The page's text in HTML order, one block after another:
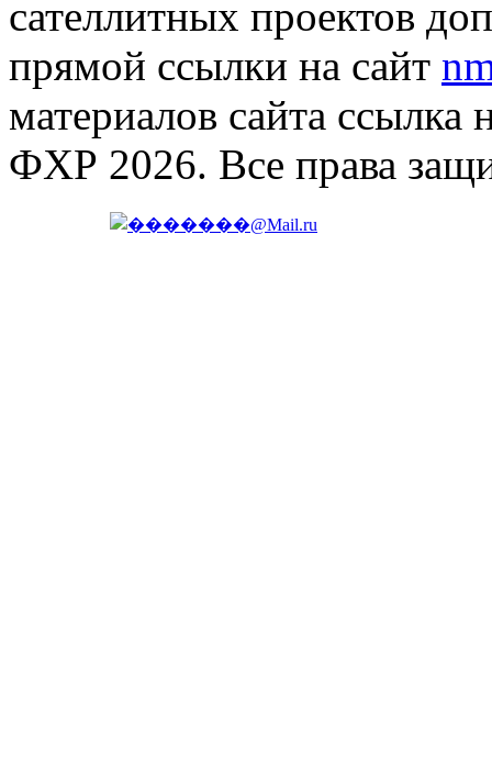
сателлитных проектов
прямой ссылки на сайт
материалов сайта ссылка
ФХР 2026. Все права